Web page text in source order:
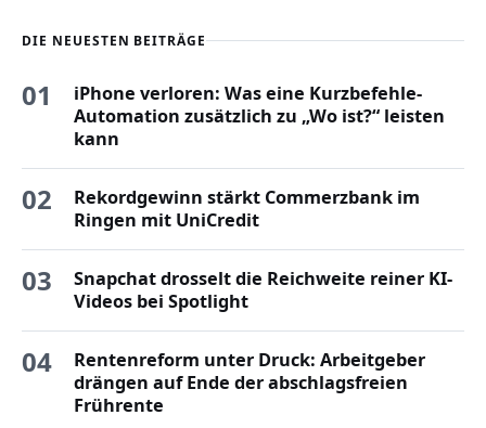
DIE NEUESTEN BEITRÄGE
01
iPhone verloren: Was eine Kurzbefehle-
Automation zusätzlich zu „Wo ist?“ leisten
kann
02
Rekordgewinn stärkt Commerzbank im
Ringen mit UniCredit
03
Snapchat drosselt die Reichweite reiner KI-
Videos bei Spotlight
04
Rentenreform unter Druck: Arbeitgeber
drängen auf Ende der abschlagsfreien
Frührente